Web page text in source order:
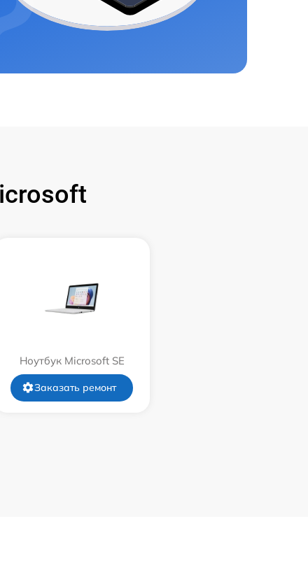
Ноутбук Microsoft SE
Заказать ремонт